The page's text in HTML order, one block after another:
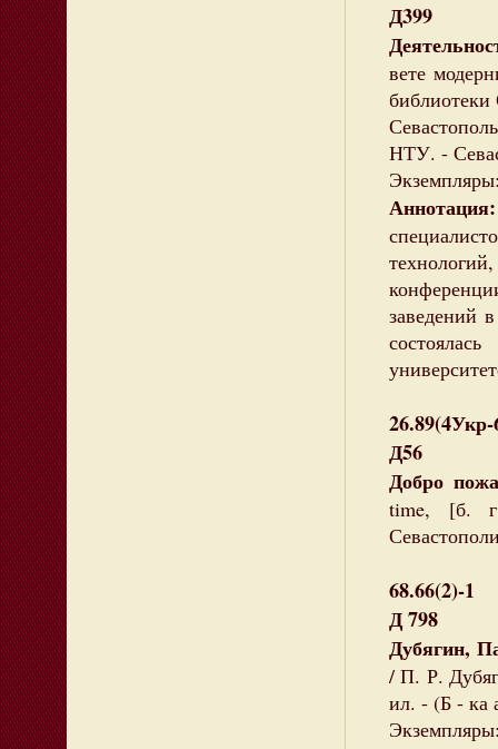
Д399
вете
НТУ. -
заведений
Д56
Добро
time, [б.
68.66(2)-1
Д 798
Дубягин,
/ П. Р.
ил. - (Б - ка